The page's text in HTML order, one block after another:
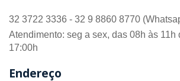
32 3722 3336 - 32 9 8860 8770
Atendimento: seg a sex, das 08h às 11h
17:00h
Endereço